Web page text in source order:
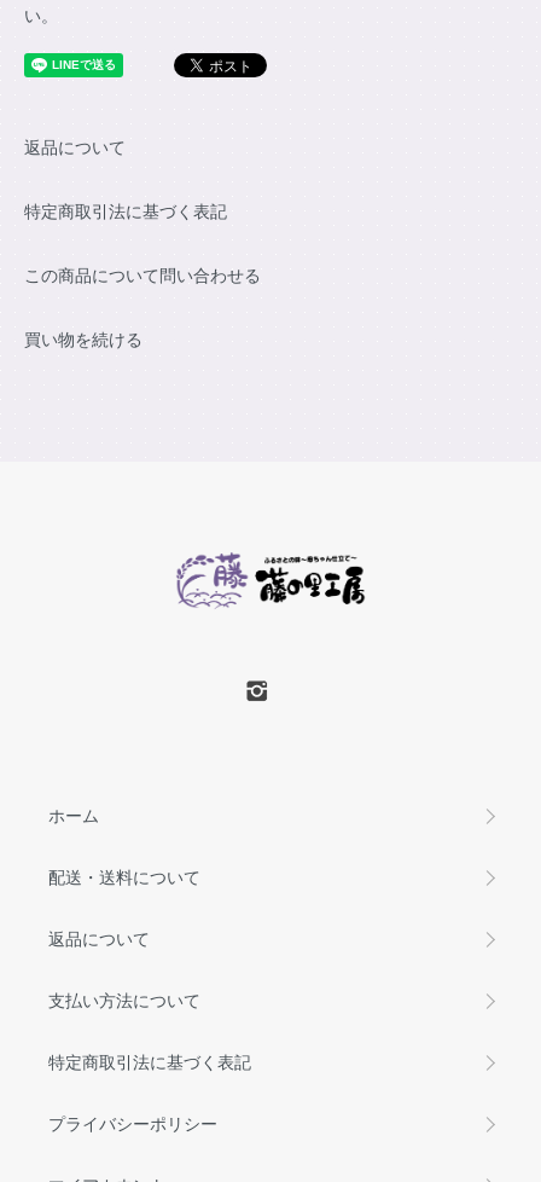
い。
返品について
特定商取引法に基づく表記
この商品について問い合わせる
買い物を続ける
ホーム
配送・送料について
返品について
支払い方法について
特定商取引法に基づく表記
プライバシーポリシー